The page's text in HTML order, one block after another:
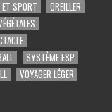
SPORT
OREILLER
SYSTÈME ESP
VOYAGER LÉGER